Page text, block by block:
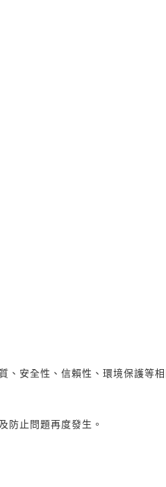
、安全性、信賴性、環境保護等
防止問題再度發生。